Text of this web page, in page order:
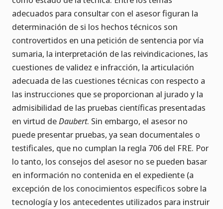
adecuados para consultar con el asesor figuran la
determinación de si los hechos técnicos son
controvertidos en una petición de sentencia por vía
sumaria, la interpretación de las reivindicaciones, las
cuestiones de validez e infracción, la articulación
adecuada de las cuestiones técnicas con respecto a
las instrucciones que se proporcionan al jurado y la
admisibilidad de las pruebas científicas presentadas
en virtud deDaubert. Sin embargo, el asesor no
puede presentar pruebas, ya sean documentales o
testificales, que no cumplan la regla 706 del FRE. Por
lo tanto, los consejos del asesor no se pueden basar
en información no contenida en el expediente (a
excepción de los conocimientos específicos sobre la
tecnología y los antecedentes utilizados para instruir